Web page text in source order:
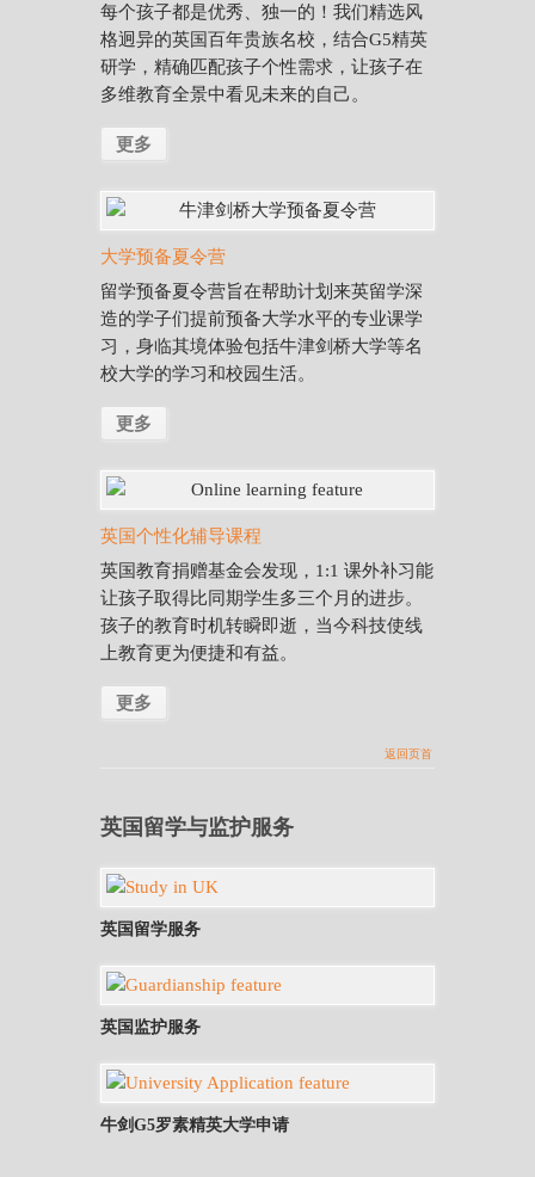
每个孩子都是优秀、独一的！我们精选风
格迥异的英国百年贵族名校，结合G5精英
研学，精确匹配孩子个性需求，让孩子在
多维教育全景中看见未来的自己。
更多
大学预备夏令营
留学预备夏令营旨在帮助计划来英留学深
造的学子们提前预备大学水平的专业课学
习，身临其境体验包括牛津剑桥大学等名
校大学的学习和校园生活。
更多
英国个性化辅导课程
英国教育捐赠基金会发现，1:1 课外补习能
让孩子取得比同期学生多三个月的进步。
孩子的教育时机转瞬即逝，当今科技使线
上教育更为便捷和有益。
更多
返回页首
英国留学与监护服务
英国留学服务
英国监护服务
牛剑G5罗素精英大学申请